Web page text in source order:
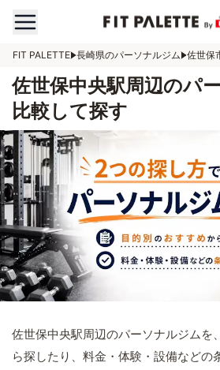
FIT PALETTE 長崎県のパーソナルジム 佐世保
佐世保中央駅周辺のパ
比較して探す
佐世保中央駅周辺のパーソナルジムを
ら探したり、料金・体験・設備などの